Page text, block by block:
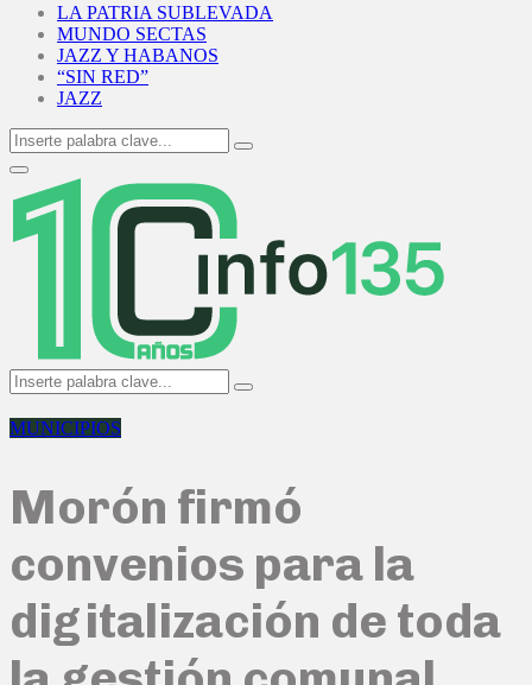
LA PATRIA SUBLEVADA
MUNDO SECTAS
JAZZ Y HABANOS
“SIN RED”
JAZZ
Search
for:
Search
Primary
Menu
Search
for:
Search
MUNICIPIOS
Morón firmó
convenios para la
digitalización de toda